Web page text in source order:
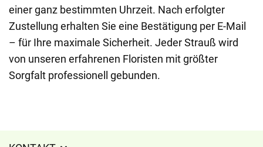
einer ganz bestimmten Uhrzeit. Nach erfolgter
Zustellung erhalten Sie eine Bestätigung per E-Mail
– für Ihre maximale Sicherheit. Jeder Strauß wird
von unseren erfahrenen Floristen mit größter
Sorgfalt professionell gebunden.